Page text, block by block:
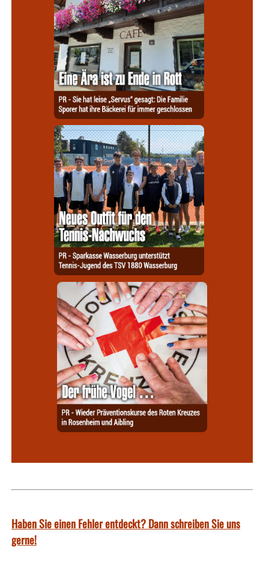
Haben Sie einen Fehler entdeckt? Dann schreiben Sie uns
gerne!